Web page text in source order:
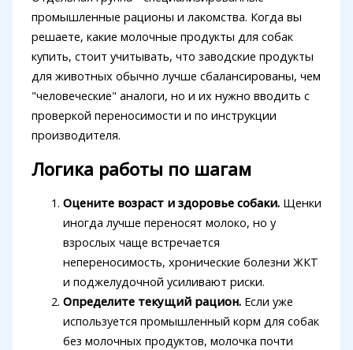
промышленные рационы и лакомства. Когда вы
решаете, какие молочные продукты для собак
купить, стоит учитывать, что заводские продукты
для животных обычно лучше сбалансированы, чем
"человеческие" аналоги, но и их нужно вводить с
проверкой переносимости и по инструкции
производителя.
Логика работы по шагам
Оцените возраст и здоровье собаки.Щенки
иногда лучше переносят молоко, но у
взрослых чаще встречается
непереносимость, хронические болезни ЖКТ
и поджелудочной усиливают риски.
Определите текущий рацион.Если уже
используется промышленный корм для собак
без молочных продуктов, молочка почти